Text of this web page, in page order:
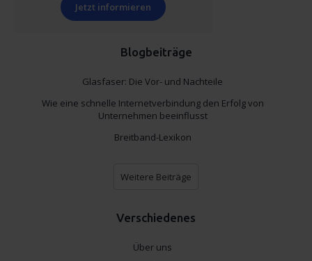
Jetzt informieren
Blogbeiträge
Glasfaser: Die Vor- und Nachteile
Wie eine schnelle Internetverbindung den Erfolg von
Unternehmen beeinflusst
Breitband-Lexikon
Weitere Beiträge
Verschiedenes
Über uns